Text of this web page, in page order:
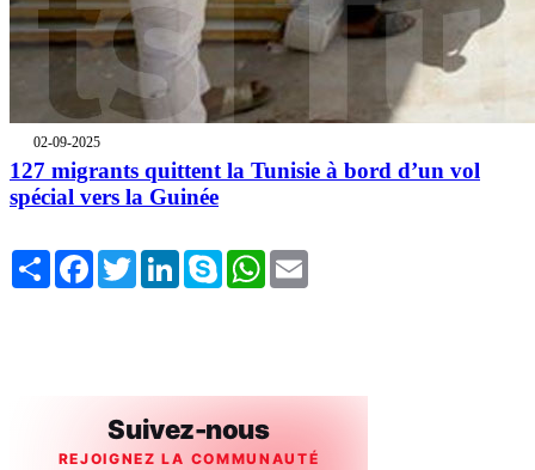
02-09-2025
127 migrants quittent la Tunisie à bord d’un vol
spécial vers la Guinée
Share FacebookTwitterLinkedInSkype WhatsApp